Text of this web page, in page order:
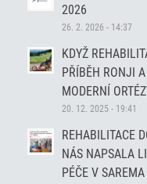
2026
26. 2. 2026 - 14:37
KDYŽ
PŘÍBĚH RONJI
MODERNÍ
20. 12. 2025 - 19:41
REHABILITACE
NÁS NAPSALA
PÉČE V